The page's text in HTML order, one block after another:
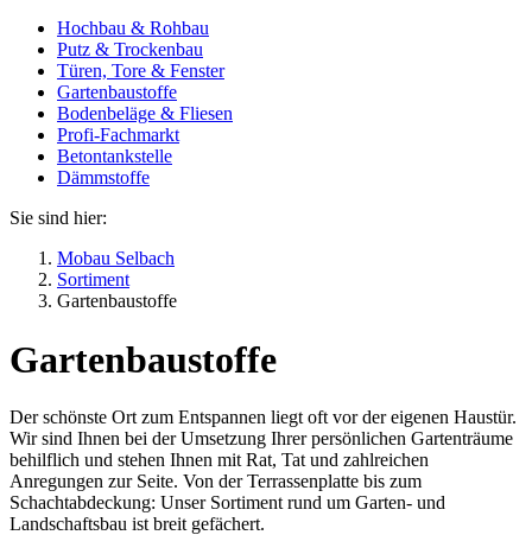
Hochbau & Rohbau
Putz & Trockenbau
Türen, Tore & Fenster
Gartenbaustoffe
Bodenbeläge & Fliesen
Profi-Fachmarkt
Betontankstelle
Dämmstoffe
Sie sind hier:
Mobau Selbach
Sortiment
Gartenbaustoffe
Gartenbaustoffe
Der schönste Ort zum Entspannen liegt oft vor der eigenen Haustür.
Wir sind Ihnen bei der Umsetzung Ihrer persönlichen Gartenträume
behilflich und stehen Ihnen mit Rat, Tat und zahlreichen
Anregungen zur Seite. Von der Terrassenplatte bis zum
Schachtabdeckung: Unser Sortiment rund um Garten- und
Landschaftsbau ist breit gefächert.